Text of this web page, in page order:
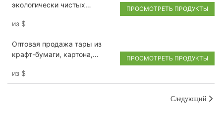
экологически чистых
губной помады
из $
ПРОСМОТРЕТЬ ПРОДУКТЫ
Оптовая продажа тары из
крафт-бумаги, картона,
свечей и косметики с
логотипом, тюбиков для
из $
ПРОСМОТРЕТЬ ПРОДУКТЫ
Следующий